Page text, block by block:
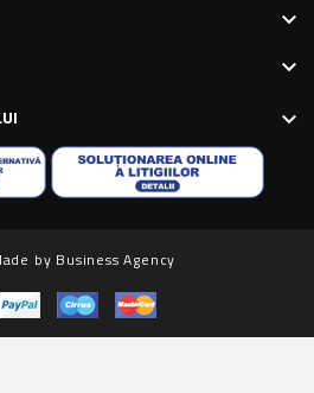
keyboard_arrow_down
keyboard_arrow_down
keyboard_arrow_down
by Business Agency